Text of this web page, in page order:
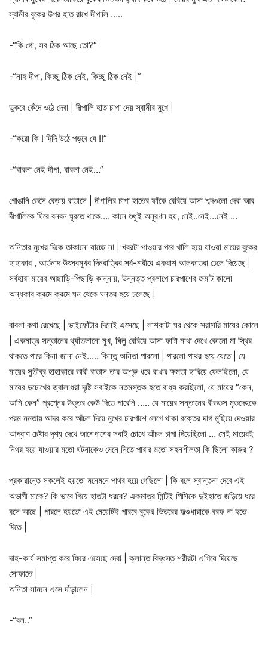
স্বামীর বুকের উপর হাত রাখে দীপালি …..
-“কি গো, সব ঠিক আছে তো?”
-“নাহ দীপা, কিচ্ছু ঠিক নেই, কিচ্ছু ঠিক নেই |”
ডুকরে কেঁদে ওঠে দেবা | দীপালি হাত চাপা দেয় স্বামীর মুখে |
-“করো কি ! দিদি উঠে পড়বে যে !!”
-“বাবলা নেই দীপা, বাবলা নেই…”
গোঙানি ভেসে বেড়ায় বাতাসে | দীপালির চাপা হাতের ফাঁকে বেরিয়ে আসা শব্দগুলো দেবা আর
দীপালিকে ঘিরে বনবন ঘুরতে থাকে…. কানে শুধুই অনুরণন হয়, নেই..নেই…নেই …
অনিতার মুখের দিকে তাকানো যাচ্ছে না | খবরটা পাওয়ার পরে খালি হয়ে যাওয়া মায়ের বুকের
হাহাকার , আর্তনাদ উৎসবমুখর দিনরাত্রির সর্ব-শরীরে একরাশ আলকাতরা ঢেলে দিয়েছে |
সর্বহারা মায়ের আছাড়ি-পিছাড়ি কান্নায়, উন্নত্ত প্রলাপে চারপাশের জমাট কালো
অন্ধকার ক্রমে ক্রমে ঘন থেকে ঘনতর হয়ে চলেছে |
বাবলা কথা রেখেছে | ভাইফোঁটার দিনেই এসেছে | লাশকাটা ঘর থেকে সরাসরি মায়ের কোলে
| একমাত্র সন্তানের থ্যাঁতলানো মুখ, ঘিলু বেরিয়ে আসা ফাটা মাথা দেখে কোনো মা স্থির
থাকতে পারে কিনা জানা নেই….. কিন্তু অনিতা পারলো | পারলো পাথর হয়ে যেতে | যে
মায়ের সুতীব্র হাহাকারে ভারী বাতাস তার অশ্রু ধরে রাখার ক্ষমতা হারিয়ে ফেলছিলো, যে
মায়ের দুচোখের জ্বালাধরা দৃষ্টি সবাইকে নতমস্তক হতে বাধ্য করছিলো, যে মায়ের “কেন,
আমি কেন” প্রশ্নের উত্তর কেউ দিতে পারেনি ….. যে মায়ের সন্তানের বীভতস মৃতদেহকে
পরম মমতায় আদর করে আঁচল দিয়ে মুখের চারপাশে লেগে থাকা রক্তের দাগ মুছিয়ে দেওয়ার
আপ্রাণ চেষ্টার দৃশ্য দেখে আশেপাশের সবাই চোখে আঁচল চাপা দিয়েছিলো … সেই মায়েরই
নিথর হয়ে যাওয়ার মতো ঘটনাকেও মেনে নিতে পারার মতো সহনশীলতা কি ছিলো কারুর ?
প্রকারান্তে সকলেই হয়তো মনেমনে পাথর হয়ে গেছিলো | কি বলে স্বান্তনা দেবে এই
অভাগী মাকে? কি ভাবে গিয়ে হাতটা ধরবে? একমাত্র মিন্টিই পিসিকে দুইহাতে জড়িয়ে ধরে
বসে আছে | পারলে হয়তো এই মেয়েটিই পারবে বুকের ভিতরের ফল্গুধারাকে বরফ না হতে
দিতে |
দাহ-কার্য সমাপ্ত করে ফিরে এসেছে দেবা | ক্লান্ত বিদ্ধস্ত শরীরটা এগিয়ে দিয়েছে
সোফাতে |
অনিতা সামনে এসে দাঁড়ালেন |
-“বল..”